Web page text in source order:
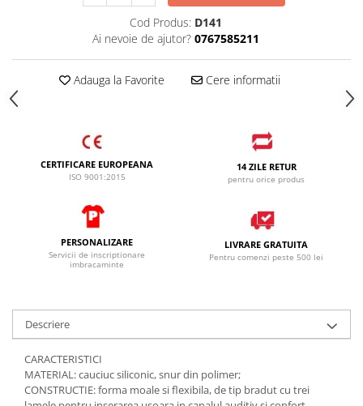
Cod Produs: D141
Ai nevoie de ajutor? 0767585211
Adauga la Favorite Cere informatii
CERTIFICARE EUROPEANA
ISO 9001:2015
14 ZILE RETUR
pentru orice produs
PERSONALIZARE
Servicii de inscriptionare
imbracaminte
LIVRARE GRATUITA
Pentru comenzi peste 500 lei
Descriere
CARACTERISTICI
MATERIAL: cauciuc siliconic, snur din polimer;
CONSTRUCTIE: forma moale si flexibila, de tip bradut cu trei